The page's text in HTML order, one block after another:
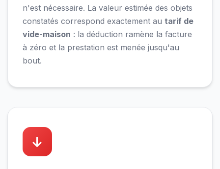
n'est nécessaire. La valeur estimée des objets
constatés correspond exactement au tarif de
vide-maison : la déduction ramène la facture
à zéro et la prestation est menée jusqu'au
bout.